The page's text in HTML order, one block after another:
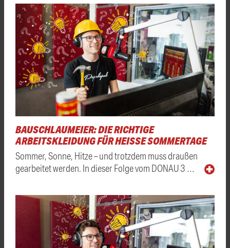
BAUSCHLAUMEIER: DIE RICHTIGE
ARBEITSKLEIDUNG FÜR HEISSE SOMMERTAGE
Sommer, Sonne, Hitze – und trotzdem muss draußen
gearbeitet werden. In dieser Folge vom DONAU 3 …